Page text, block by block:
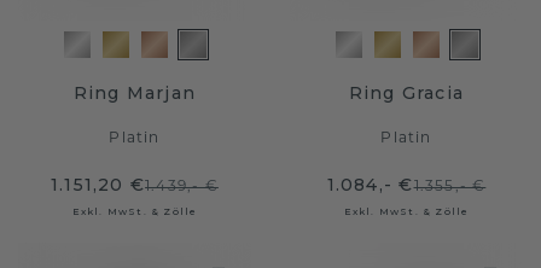
Ring Marjan
Platin
1.151,20 €1.439,- €
Exkl. MwSt. & Zölle
Ring Gracia
Platin
1.084,- €1.355,- €
Exkl. MwSt. & Zölle